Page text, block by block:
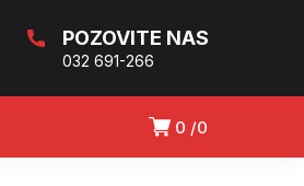
POZOVITE NAS
032 691-266
0 0